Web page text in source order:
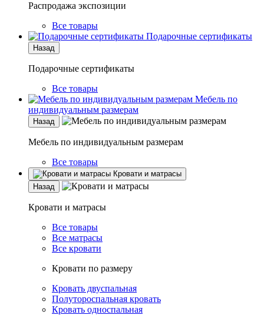
Распродажа экспозиции
Все товары
Подарочные сертификаты
Назад
Подарочные сертификаты
Все товары
Мебель по
индивидуальным размерам
Назад
Мебель по индивидуальным размерам
Все товары
Кровати и матрасы
Назад
Кровати и матрасы
Все товары
Все матрасы
Все кровати
Кровати по размеру
Кровать двуспальная
Полутороспальная кровать
Кровать односпальная